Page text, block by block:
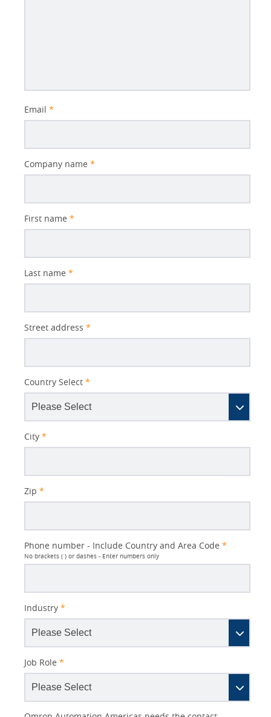
Email *
Company name *
First name *
Last name *
Street address *
Country Select *
City *
Zip *
Phone number - Include Country and Area Code *
No brackets ( ) or dashes - Enter numbers only
Industry *
Job Role *
Other
Lead
IYour